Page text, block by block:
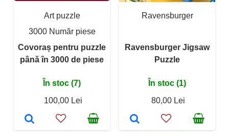
Art puzzle
3000 Număr piese
Covoraș pentru puzzle
până în 3000 de piese
În stoc (7)
100,00 Lei
Ravensburger
Ravensburger Jigsaw
Puzzle
În stoc (1)
80,00 Lei